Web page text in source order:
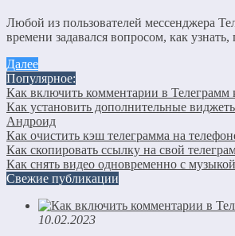
Любой из пользователей мессенджера
времени задавался вопросом, как узнать,
Далее
Популярное:
Как включить комментарии в Телеграмм
Как установить дополнительные
Андроид
Как очистить кэш телеграмма на
Как скопировать ссылку на свой
Как снять видео одновременно с
Свежие публикации
10.02.2023